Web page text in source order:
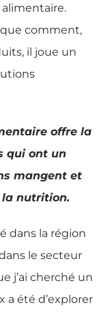
comment,
il joue un
offre la
qui ont un
mangent et
nutrition.
dans la région
le secteur
j’ai cherché un
a été d’explorer